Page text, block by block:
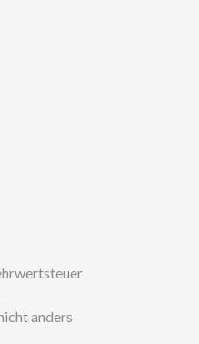
anders